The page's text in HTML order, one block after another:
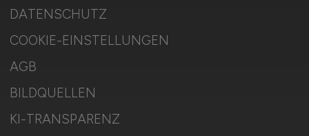
DATENSCHUTZ
COOKIE-EINSTELLUNGEN
AGB
BILDQUELLEN
KI-TRANSPARENZ